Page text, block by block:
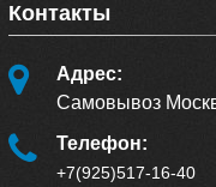
Контакты
Адрес:
Самовывоз
Телефон:
+7(925)517-16-40